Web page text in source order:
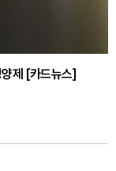
양제 [카드뉴스]